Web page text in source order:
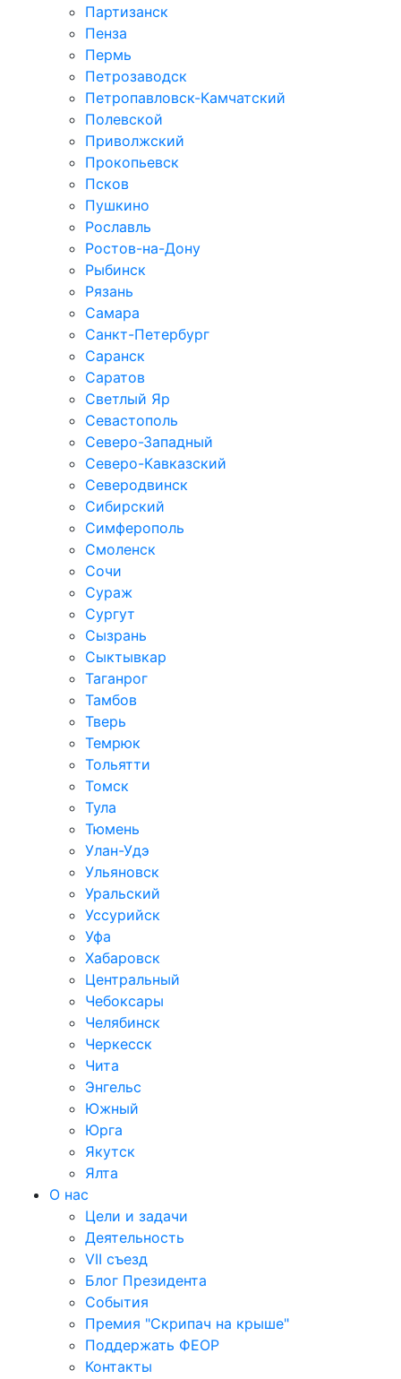
Партизанск
Пенза
Пермь
Петрозаводск
Петропавловск-Камчатский
Полевской
Приволжский
Прокопьевск
Псков
Пушкино
Рославль
Ростов-на-Дону
Рыбинск
Рязань
Самара
Санкт-Петербург
Саранск
Саратов
Светлый Яр
Севастополь
Северо-Западный
Северо-Кавказcкий
Северодвинск
Сибирский
Симферополь
Смоленск
Сочи
Сураж
Сургут
Сызрань
Сыктывкар
Таганрог
Тамбов
Тверь
Темрюк
Тольятти
Томск
Тула
Тюмень
Улан-Удэ
Ульяновск
Уральский
Уссурийск
Уфа
Хабаровск
Центральный
Чебоксары
Челябинск
Черкесск
Чита
Энгельс
Южный
Юрга
Якутск
Ялта
О нас
Цели и задачи
Деятельность
VII съезд
Блог Президента
События
Премия "Скрипач на крыше"
Поддержать ФЕОР
Контакты